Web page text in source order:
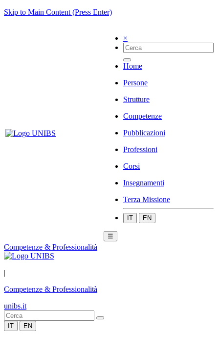
Skip to Main Content (Press Enter)
×
Home
Persone
Strutture
Competenze
Pubblicazioni
Professioni
Corsi
Insegnamenti
Terza Missione
IT EN
☰
Competenze & Professionalità
|
Competenze & Professionalità
unibs.it
IT EN